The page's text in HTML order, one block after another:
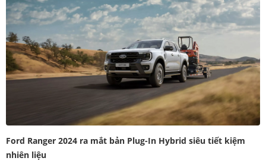
Ford Ranger 2024 ra mắt bản Plug-In Hybrid siêu tiết kiệm
nhiên liệu